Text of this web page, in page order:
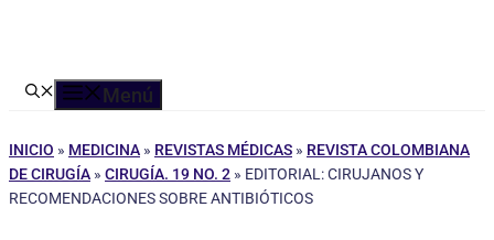
Menú
INICIO » MEDICINA » REVISTAS MÉDICAS » REVISTA COLOMBIANA
DE CIRUGÍA » CIRUGÍA. 19 NO. 2 » EDITORIAL: CIRUJANOS Y
RECOMENDACIONES SOBRE ANTIBIÓTICOS